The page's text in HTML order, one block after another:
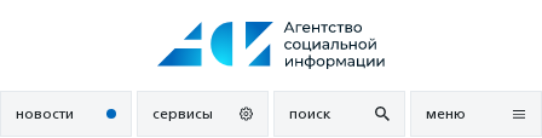
новости сервисы поиск меню